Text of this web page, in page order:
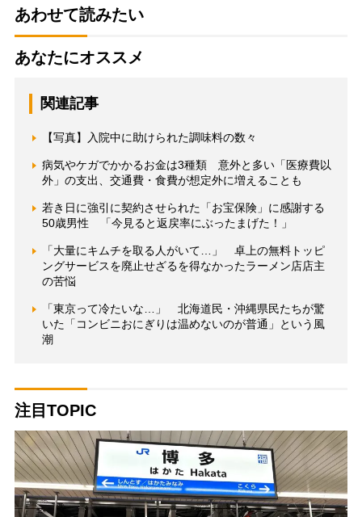
あわせて読みたい
あなたにオススメ
関連記事
【写真】入院中に助けられた調味料の数々
病気やケガでかかるお金は3種類 意外と多い「医療費以
外」の支出、交通費・食費が想定外に増えることも
若き日に強引に契約させられた「お宝保険」に感謝する
50歳男性 「今見ると返戻率にぶったまげた！」
「大量にキムチを取る人がいて…」 卓上の無料トッピ
ングサービスを廃止せざるを得なかったラーメン店店主
の苦悩
「東京って冷たいな…」 北海道民・沖縄県民たちが驚
いた「コンビニおにぎりは温めないのが普通」という風
潮
注目TOPIC